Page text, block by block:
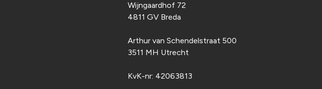
Wijngaardhof 72
4811 GV Breda
Arthur van Schendelstraat 500
3511 MH Utrecht
KvK-nr: 42063813